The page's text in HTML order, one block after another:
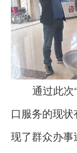
通过此次
口服务的现
现了群众办事